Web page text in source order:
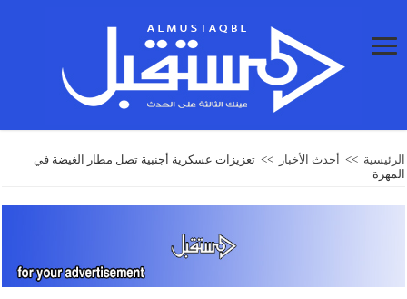
الرئيسية >> أحدث الأخبار >> تعزيزات عسكرية أجنبية تصل مطار الغيضة في
المهرة